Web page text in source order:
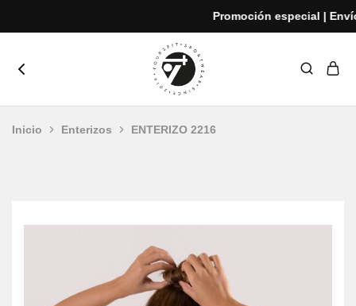
Promoción especial |
rendimiento
Inicio Enterizos ENTERIZO 2216